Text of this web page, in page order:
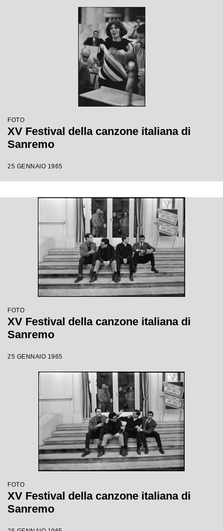
FOTO
XV Festival della canzone italiana di
Sanremo
25 GENNAIO 1965
FOTO
XV Festival della canzone italiana di
Sanremo
25 GENNAIO 1965
FOTO
XV Festival della canzone italiana di
Sanremo